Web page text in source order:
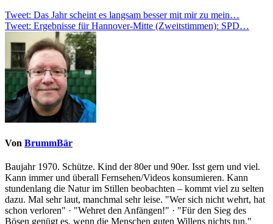
Beitragsnavigation
Tweet: Das Jahr scheint es langsam besser mit mir zu mein…
Tweet: Ergebnisse für Hannover-Mitte (Zweitstimmen): SPD…
Von BrummBär
Baujahr 1970. Schütze. Kind der 80er und 90er. Isst gern und viel.
Kann immer und überall Fernsehen/Videos konsumieren. Kann
stundenlang die Natur im Stillen beobachten – kommt viel zu selten
dazu. Mal sehr laut, manchmal sehr leise. "Wer sich nicht wehrt, hat
schon verloren" · "Wehret den Anfängen!" · "Für den Sieg des
Bösen genügt es, wenn die Menschen guten Willens nichts tun."